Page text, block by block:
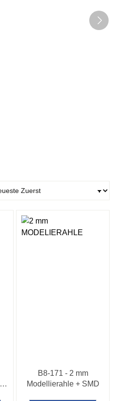
B8-171 - 2 mm
Modellierahle + SMD